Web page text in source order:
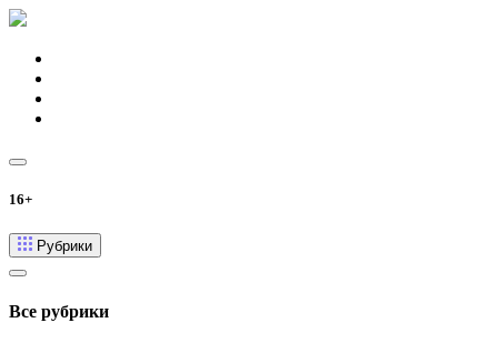
16+
Рубрики
Все рубрики